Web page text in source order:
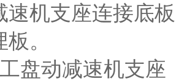
速机支座连接底板
。
动减速机支座